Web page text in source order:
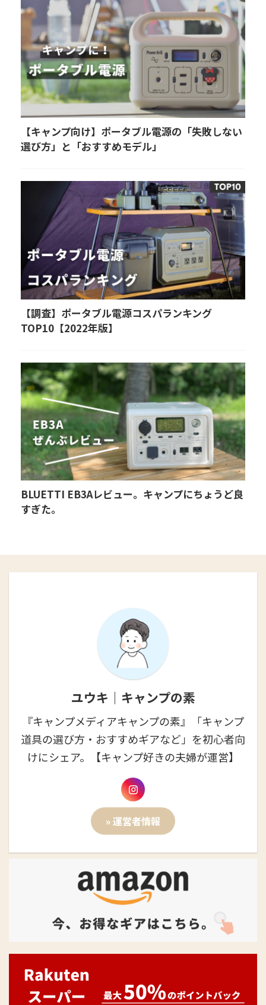
【キャンプ向け】ポータブル電源の「失敗しない
選び方」と「おすすめモデル」
【調査】ポータブル電源コスパランキング
TOP10【2022年版】
BLUETTI EB3Aレビュー。キャンプにちょうど良
すぎた。
ユウキ｜キャンプの素
『キャンプメディアキャンプの素』「キャンプ
道具の選び方・おすすめギアなど」を初心者向
けにシェア。【キャンプ好きの夫婦が運営】
» 運営者情報